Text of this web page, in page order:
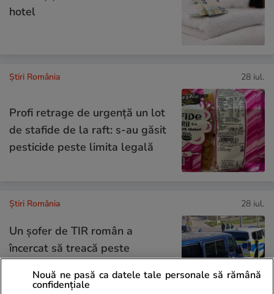
hotel
Știri România 28 iul.
Profi retrage de urgență un lot
de stafide de la raft: s-au găsit
pesticide peste limita legală
Știri România 28 iul.
Un șofer de TIR român a
încercat să treacă peste
cu mastodontul
Nouă ne pasă ca datele tale personale să rămână
confidențiale